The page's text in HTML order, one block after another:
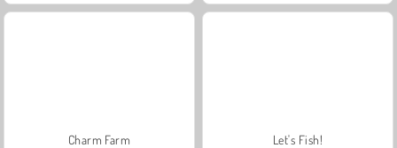
Charm Farm Let's Fish!